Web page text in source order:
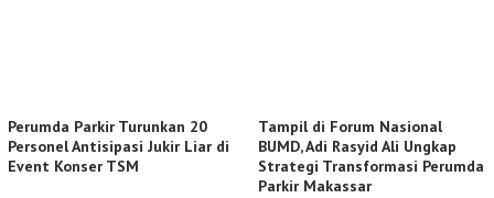
Perumda Parkir Turunkan 20
Personel Antisipasi Jukir Liar di
Event Konser TSM
Tampil di Forum Nasional
BUMD, Adi Rasyid Ali Ungkap
Strategi Transformasi Perumda
Parkir Makassar